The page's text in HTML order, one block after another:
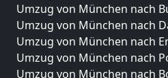
Umzug von München nach
Umzug von München nach
Umzug von München nach
Umzug von München nach
Umzug von München nach